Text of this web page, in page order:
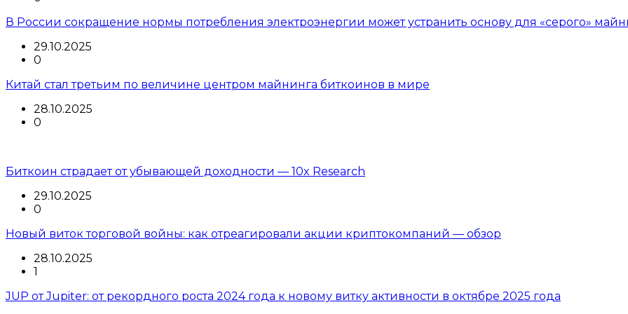
В России сокращение нормы потребления электроэнергии может устранить основу для «серого»
29.10.2025
0
Китай стал третьим по величине центром майнинга биткоинов в мире
28.10.2025
0
Биткоин страдает от убывающей доходности — 10x Research
29.10.2025
0
Новый виток торговой войны: как отреагировали акции криптокомпаний — обзор
28.10.2025
1
JUP от Jupiter: от рекордного роста 2024 года к новому витку активности в октябре 2025 года